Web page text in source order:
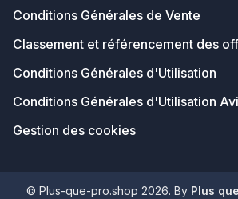
Conditions Générales de Vente
Classement et référencement des
Conditions Générales d'Utilisation
Conditions Générales d'Utilisation
Gestion des cookies
© Plus-que-pro.shop 2026. By Plus